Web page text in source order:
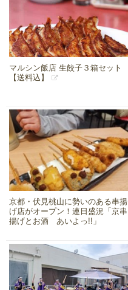
マルシン飯店 生餃子３箱セット
【送料込】
京都・伏見桃山に勢いのある串揚
げ店がオープン！連日盛況「京串
揚げとお酒 あいよっ!!」